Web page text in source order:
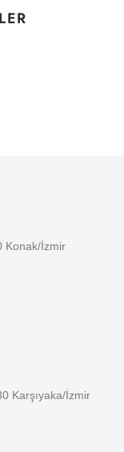
Konak/İzmir
Karşıyaka/İzmir